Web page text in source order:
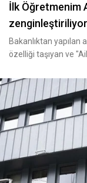
İlk Öğretmenim
zenginleştiriliyor
Bakanlıktan yapılan
özelliği taşıyan ve